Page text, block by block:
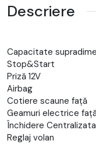
Descriere
Capacitate
Stop&Start
Priză 12V
Airbag
Cotiere scaune față
Geamuri electrice
Închidere Centralizata
Reglaj volan